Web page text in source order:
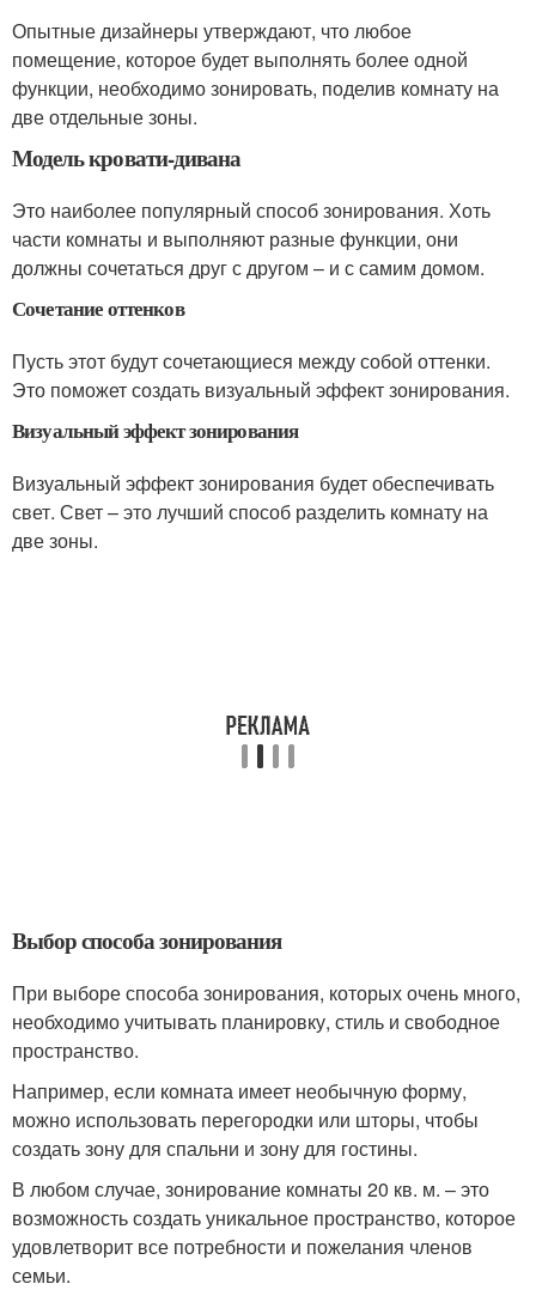
Опытные дизайнеры утверждают, что любое
помещение, которое будет выполнять более одной
функции, необходимо зонировать, поделив комнату на
две отдельные зоны.
Модель кровати-дивана
Это наиболее популярный способ зонирования. Хоть
части комнаты и выполняют разные функции, они
должны сочетаться друг с другом – и с самим домом.
Сочетание оттенков
Пусть этот будут сочетающиеся между собой оттенки.
Это поможет создать визуальный эффект зонирования.
Визуальный эффект зонирования
Визуальный эффект зонирования будет обеспечивать
свет. Свет – это лучший способ разделить комнату на
две зоны.
Выбор способа зонирования
При выборе способа зонирования, которых очень много,
необходимо учитывать планировку, стиль и свободное
пространство.
Например, если комната имеет необычную форму,
можно использовать перегородки или шторы, чтобы
создать зону для спальни и зону для гостины.
В любом случае, зонирование комнаты 20 кв. м. – это
возможность создать уникальное пространство, которое
удовлетворит все потребности и пожелания членов
семьи.